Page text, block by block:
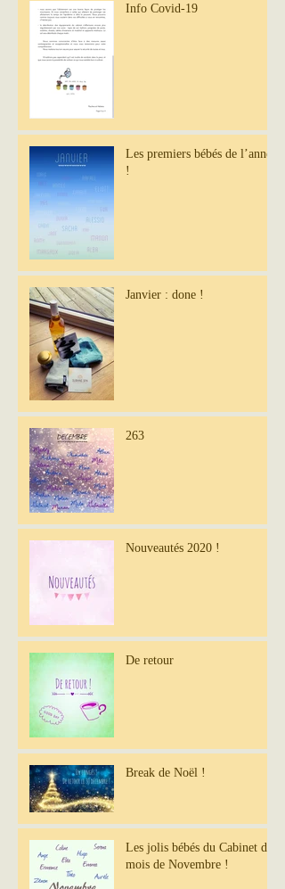
Info Covid-19
Les premiers bébés de l’année
!
Janvier : done !
263
Nouveautés 2020 !
De retour
Break de Noël !
Les jolis bébés du Cabinet du
mois de Novembre !